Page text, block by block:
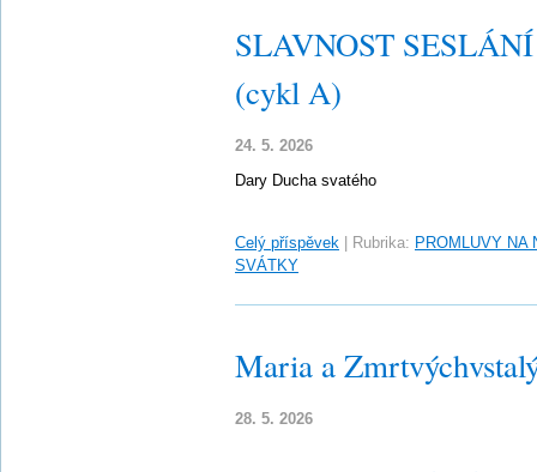
SLAVNOST
(cykl A)
24. 5. 2026
Dary Ducha svatého
Celý příspěvek Rubrika: PROMLUVY NA
SVÁTKY
Maria a
28. 5. 2026